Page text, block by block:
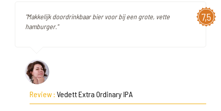
7,5
"Makkelijk doordrinkbaar bier voor bij een grote, vette
hamburger."
Review : Vedett Extra Ordinary IPA